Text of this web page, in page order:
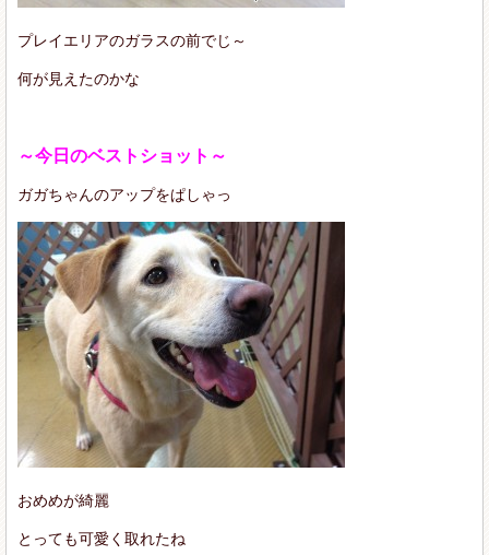
プレイエリアのガラスの前でじ～
何が見えたのかな
～今日のベストショット～
ガガちゃんのアップをぱしゃっ
おめめが綺麗
とっても可愛く取れたね